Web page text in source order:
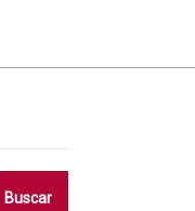
Buscar